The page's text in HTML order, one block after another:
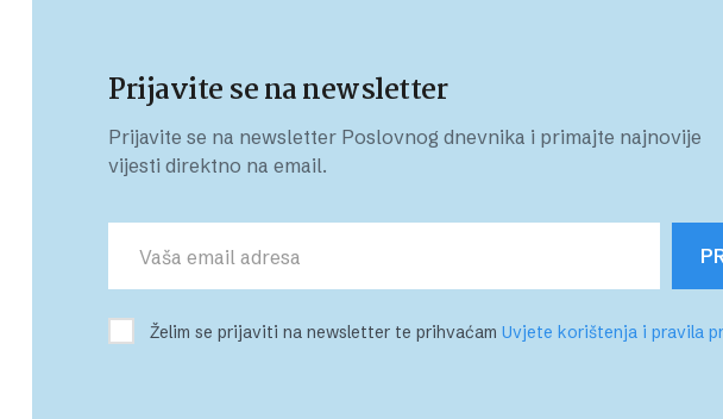
Prijavite se na newsletter
Prijavite se na newsletter Poslovnog dnevnika i primajte najnovije
vijesti direktno na email.
Želim se prijaviti na newsletter te prihvaćam Uvjete korištenja i pravila